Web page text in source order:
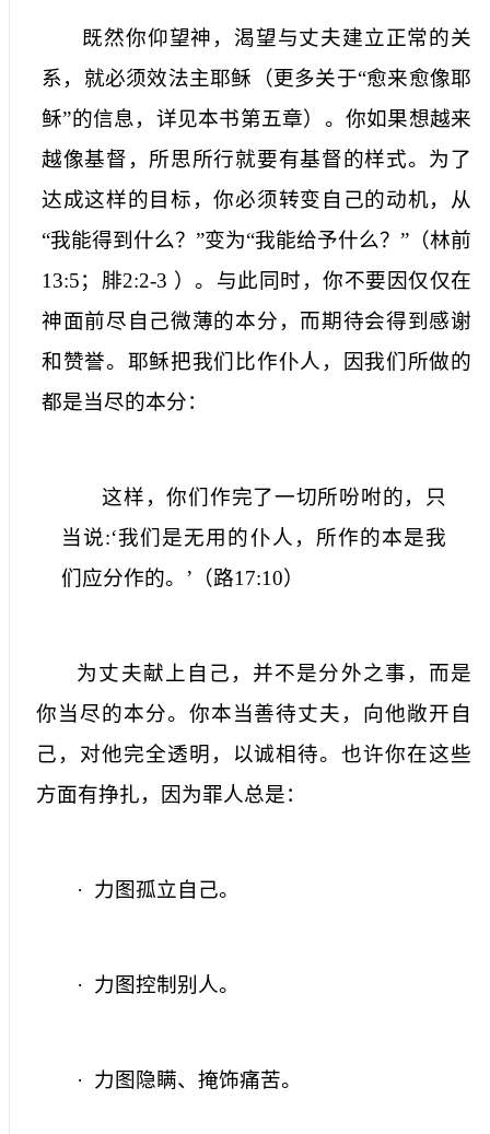
既然你仰望神，渴望与丈夫建立正常的关
系，就必须效法主耶稣（更多关于“愈来愈像耶
稣”的信息，详见本书第五章）。你如果想越来
越像基督，所思所行就要有基督的样式。为了
达成这样的目标，你必须转变自己的动机，从
“我能得到什么？”变为“我能给予什么？”（林前
13:5；腓2:2-3 ）。与此同时，你不要因仅仅在
神面前尽自己微薄的本分，而期待会得到感谢
和赞誉。耶稣把我们比作仆人，因我们所做的
都是当尽的本分：
这样，你们作完了一切所吩咐的，只
当说:‘我们是无用的仆人，所作的本是我
们应分作的。’（路17:10）
为丈夫献上自己，并不是分外之事，而是
你当尽的本分。你本当善待丈夫，向他敞开自
己，对他完全透明，以诚相待。也许你在这些
方面有挣扎，因为罪人总是：
· 力图孤立自己。
· 力图控制别人。
· 力图隐瞒、掩饰痛苦。